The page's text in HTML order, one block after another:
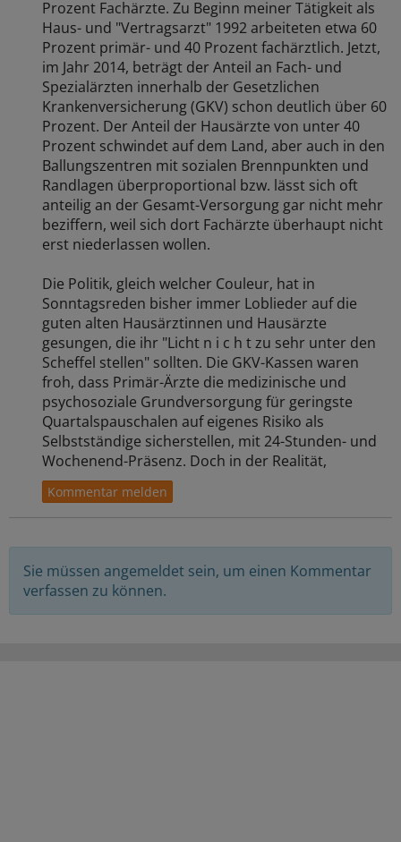
Prozent Fachärzte. Zu Beginn meiner Tätigkeit als
Haus- und "Vertragsarzt" 1992 arbeiteten etwa 60
Prozent primär- und 40 Prozent fachärztlich. Jetzt,
im Jahr 2014, beträgt der Anteil an Fach- und
Spezialärzten innerhalb der Gesetzlichen
Krankenversicherung (GKV) schon deutlich über 60
Prozent. Der Anteil der Hausärzte von unter 40
Prozent schwindet auf dem Land, aber auch in den
Ballungszentren mit sozialen Brennpunkten und
Randlagen überproportional bzw. lässt sich oft
anteilig an der Gesamt-Versorgung gar nicht mehr
beziffern, weil sich dort Fachärzte überhaupt nicht
erst niederlassen wollen.
Die Politik, gleich welcher Couleur, hat in
Sonntagsreden bisher immer Loblieder auf die
guten alten Hausärztinnen und Hausärzte
gesungen, die ihr "Licht n i c h t zu sehr unter den
Scheffel stellen" sollten. Die GKV-Kassen waren
froh, dass Primär-Ärzte die medizinische und
psychosoziale Grundversorgung für geringste
Quartalspauschalen auf eigenes Risiko als
Selbstständige sicherstellen, mit 24-Stunden- und
Wochenend-Präsenz. Doch in der Realität,
Sie müssen angemeldet sein, um einen Kommentar
verfassen zu können.